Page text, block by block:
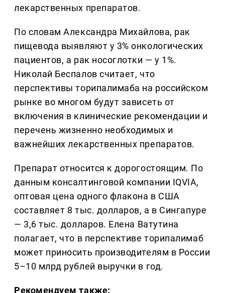
лекарственных препаратов.
По словам Александра Михайлова, рак
пищевода выявляют у 3% онкологических
пациентов, а рак носоглотки — у 1%.
Николай Беспалов считает, что
перспективы торипалимаба на российском
рынке во многом будут зависеть от
включения в клинические рекомендации и
перечень жизненно необходимых и
важнейших лекарственных препаратов.
Препарат относится к дорогостоящим. По
данным консалтинговой компании IQVIA,
оптовая цена одного флакона в США
составляет 8 тыс. долларов, а в Сингапуре
— 3,6 тыс. долларов. Елена Ватутина
полагает, что в перспективе торипалимаб
может приносить производителям в России
5–10 млрд рублей выручки в год.
Рекомендуем также: